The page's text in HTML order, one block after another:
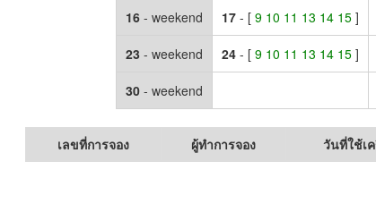
16 - weekend 17 - [9 10 11 13 14 15]
23 - weekend 24 - [9 10 11 13 14 15]
30 - weekend
เลขที่การจอง ผู้ทำการจอง วันที่ใช้เ